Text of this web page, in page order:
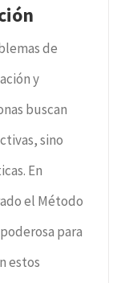
de
y
buscan
sino
En
el Método
para
estos